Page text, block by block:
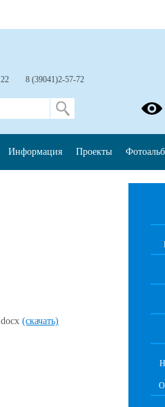
(скачать)
8 (39041)2-57-72
Информация Проекты